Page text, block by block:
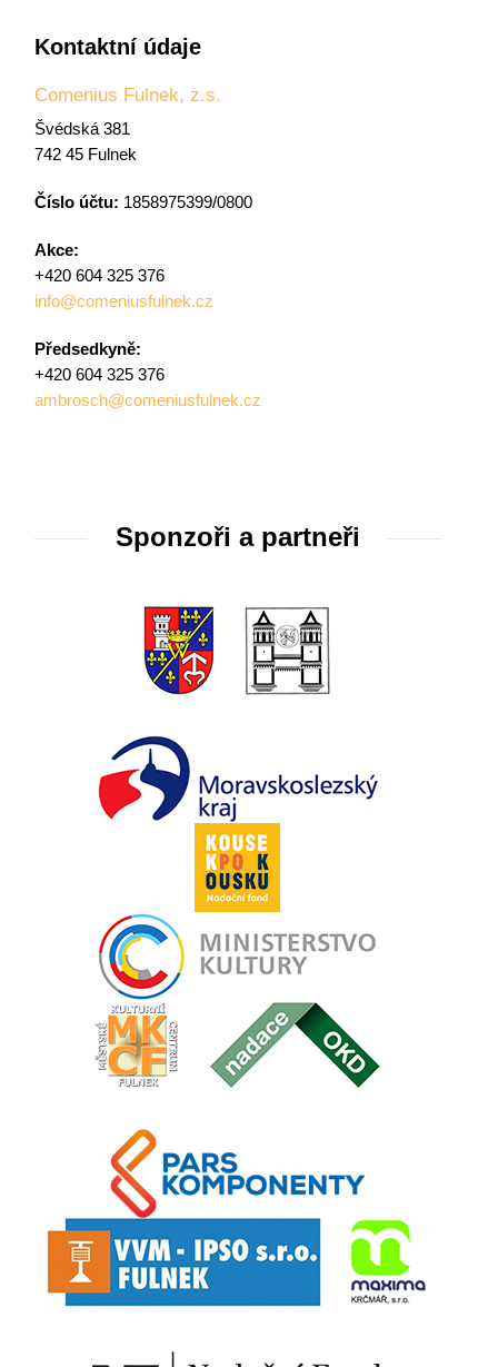
Kontaktní údaje
Comenius Fulnek, z.s.
Švédská 381
742 45 Fulnek
Číslo účtu: 1858975399/0800
Akce:
+420 604 325 376
info@comeniusfulnek.cz
Předsedkyně:
+420 604 325 376
ambrosch@comeniusfulnek.cz
Sponzoři a partneři